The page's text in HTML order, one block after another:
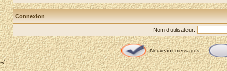
Connexion
Nom d’utilisateur:
Nouveaux messages
--/